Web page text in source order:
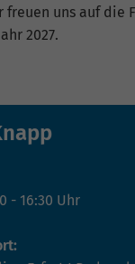
freuen uns auf die
2027.
- 16:30 Uhr
Minute
Musterelement auf
oder der Website
die von Google auf